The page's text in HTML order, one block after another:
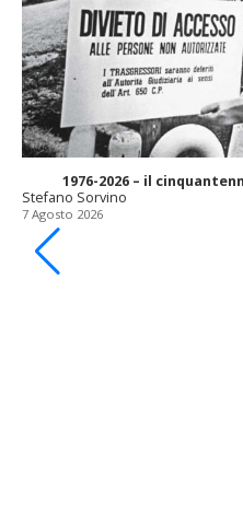
1976-2026 – il
Stefano Sorvino
7 Agosto 2026